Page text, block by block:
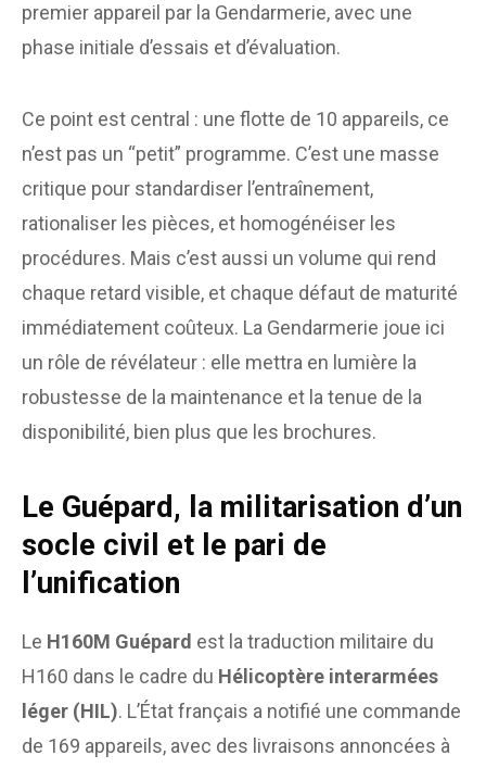
premier appareil par la Gendarmerie, avec une
phase initiale d’essais et d’évaluation.
Ce point est central : une flotte de 10 appareils, ce
n’est pas un “petit” programme. C’est une masse
critique pour standardiser l’entraînement,
rationaliser les pièces, et homogénéiser les
procédures. Mais c’est aussi un volume qui rend
chaque retard visible, et chaque défaut de maturité
immédiatement coûteux. La Gendarmerie joue ici
un rôle de révélateur : elle mettra en lumière la
robustesse de la maintenance et la tenue de la
disponibilité, bien plus que les brochures.
Le Guépard, la militarisation d’un
socle civil et le pari de
l’unification
Le H160M Guépard est la traduction militaire du
H160 dans le cadre du Hélicoptère interarmées
léger (HIL). L’État français a notifié une commande
de 169 appareils, avec des livraisons annoncées à